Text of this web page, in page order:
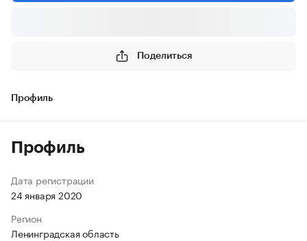
Поделиться
Профиль
Профиль
Дата регистрации
24 января 2020
Регион
Ленинградская область